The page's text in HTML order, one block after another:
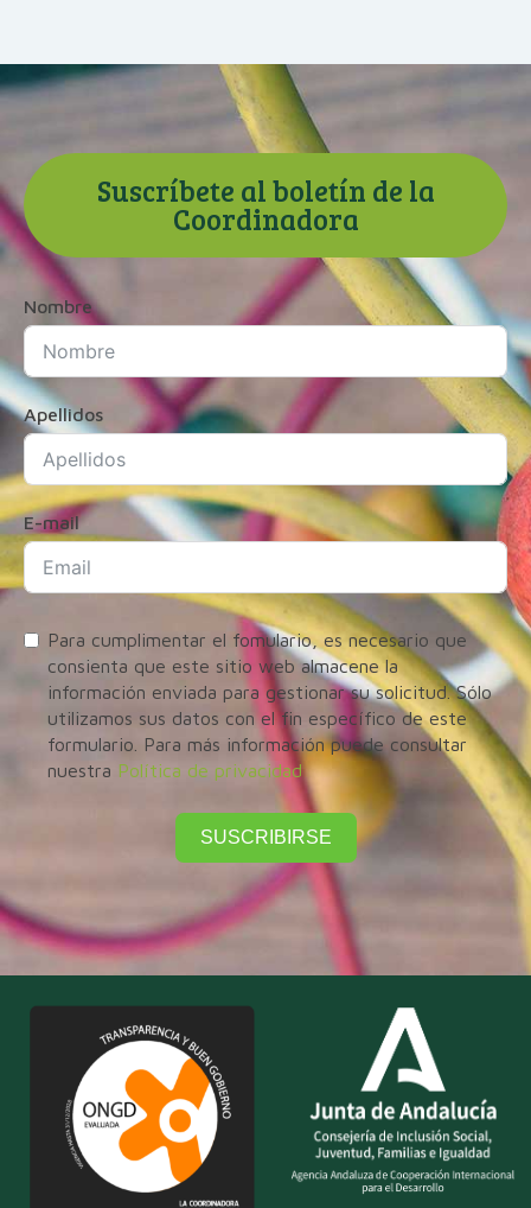
Suscríbete al boletín de la
Coordinadora
Nombre
Apellidos
E-mail
Para cumplimentar el fomulario, es necesario que
consienta que este sitio web almacene la
información enviada para gestionar su solicitud. Sólo
utilizamos sus datos con el fin específico de este
formulario. Para más información puede consultar
nuestra Política de privacidad
SUSCRIBIRSE